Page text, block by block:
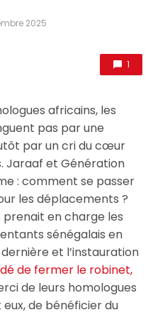
2025
1
africains, les
pas par une
par un cri du cœur
Jaraaf et Génération
: comment se passer
les déplacements ?
prenait en charge les
sénégalais en
et l’instauration
de fermer le robinet,
de leurs homologues
de bénéficier du